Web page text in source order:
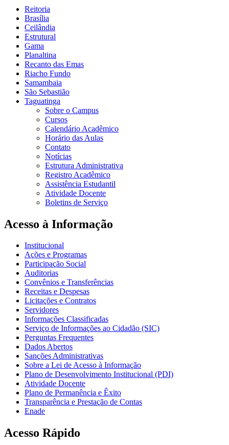
Reitoria
Brasília
Ceilândia
Estrutural
Gama
Planaltina
Recanto das Emas
Riacho Fundo
Samambaia
São Sebastião
Taguatinga
Sobre o Campus
Cursos
Calendário Acadêmico
Horário das Aulas
Contato
Notícias
Estrutura Administrativa
Registro Acadêmico
Assistência Estudantil
Atividade Docente
Boletins de Serviço
Acesso à Informação
Institucional
Ações e Programas
Participação Social
Auditorias
Convênios e Transferências
Receitas e Despesas
Licitações e Contratos
Servidores
Informações Classificadas
Serviço de Informações ao Cidadão (SIC)
Perguntas Frequentes
Dados Abertos
Sanções Administrativas
Sobre a Lei de Acesso à Informação
Plano de Desenvolvimento Institucional (PDI)
Atividade Docente
Plano de Permanência e Êxito
Transparência e Prestação de Contas
Enade
Acesso Rápido